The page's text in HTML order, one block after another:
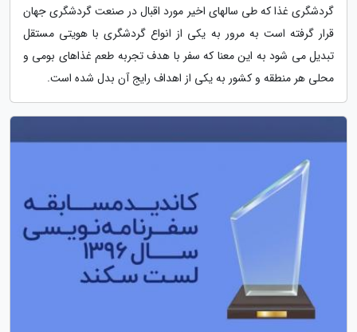
گردشگری غذا که طی سالهای اخیر مورد اقبال در صنعت گردشگری جهان
قرار گرفته است به مرور به یکی از انواع گردشگری با هویتی مستقل
تبدیل می شود به این معنا که سفر با هدف تجربه طعم غذاهای بومی و
محلی هر منطقه و کشور به یکی از اهداف رایج آن بدل شده است.